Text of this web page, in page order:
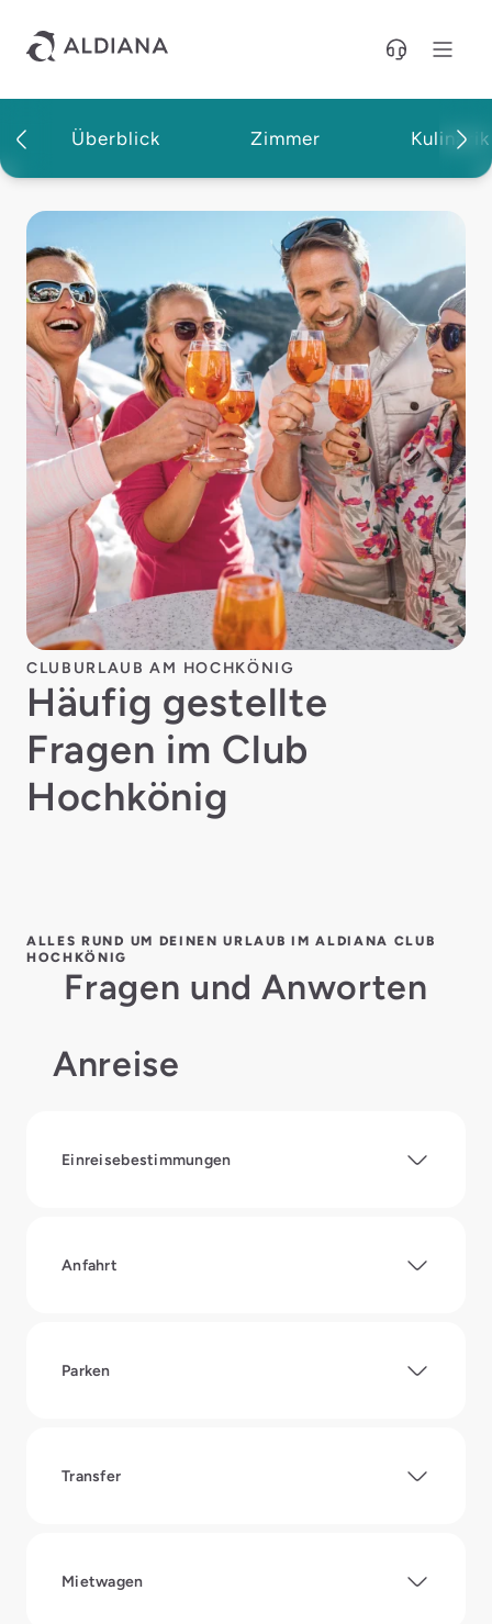
Überblick Zimmer Kulinarik
Aldiana Club Hochkönig
CLUBURLAUB AM HOCHKÖNIG
Häufig gestellte
Fragen im Club
Hochkönig
ALLES RUND UM DEINEN URLAUB IM ALDIANA CLUB
HOCHKÖNIG
Fragen und Anworten
Anreise
Einreisebestimmungen
Anfahrt
Parken
Transfer
Mietwagen